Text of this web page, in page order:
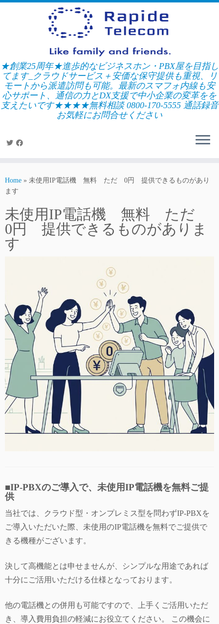
Skip
★創業25周年★進歩的なビジネスホン・PBX屋を目指し
てます_クラウドサービス＋安価な保守提供も重視、リ
モートから派遣訪問も可能。最新のスマフォ内線も安
心サポート、通信の力とDX支援で中小企業の変革をを
支えたいです★★★★無料相談 0800-170-5555 通話録音
お気軽にお問合せください
Home » 未使用IP電話機 無料 ただ 0円 提供できるものがあり
ます
未使用IP電話機 無料 ただ
0円 提供できるものがありま
す
■IP-PBXのご導入で、未使用IP電話機を無料ご提
供
当社では、クラウド型・オンプレミス型を問わずIP-PBXを
ご導入いただいた際、未使用のIP電話機を無料でご提供で
きる機種がございます。
決して高機能とは申せませんが、シンプルな用途であれば
十分にご活用いただける仕様となっております。
他の電話機との併用も可能ですので、上手くご活用いただ
き、導入費用負担の軽減にお役立てください。 この機会に